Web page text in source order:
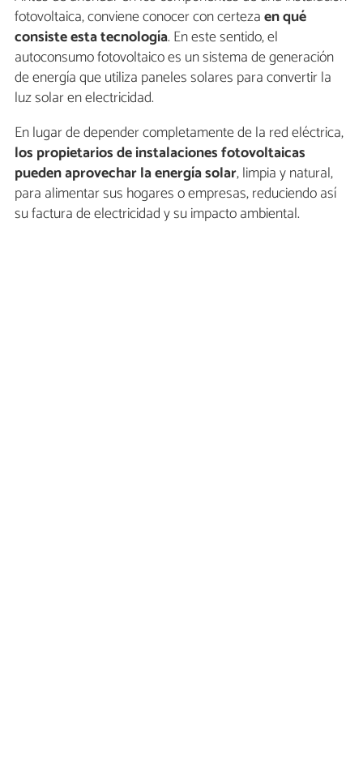
fotovoltaica, conviene conocer con certezaen qué
consiste esta tecnología. En este sentido, el
autoconsumo fotovoltaico es un sistema de generación
de energía que utiliza paneles solares para convertir la
luz solar en electricidad.
En lugar de depender completamente de la red eléctrica,
los propietarios de instalaciones fotovoltaicas
pueden aprovechar la energía solar, limpia y natural,
para alimentar sus hogares o empresas, reduciendo así
su factura de electricidad y su impacto ambiental.